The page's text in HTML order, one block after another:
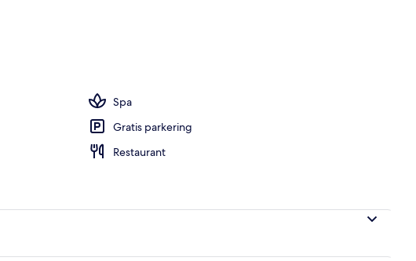
Spa
Gratis parkering
Restaurant